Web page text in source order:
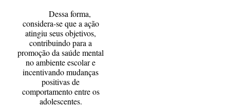
Dessa forma,
considera-se que a ação
atingiu seus objetivos,
contribuindo para a
promoção da saúde mental
no ambiente escolar e
incentivando mudanças
positivas de
comportamento entre os
adolescentes.